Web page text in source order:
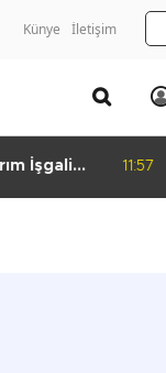
Künye İletişim
İşgali
11:57